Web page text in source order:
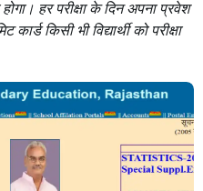
हर परीक्षा के दिन अपना प्रवेश
किसी भी विद्यार्थी को परीक्षा